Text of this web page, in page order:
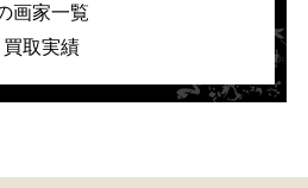
画家一覧
取実績